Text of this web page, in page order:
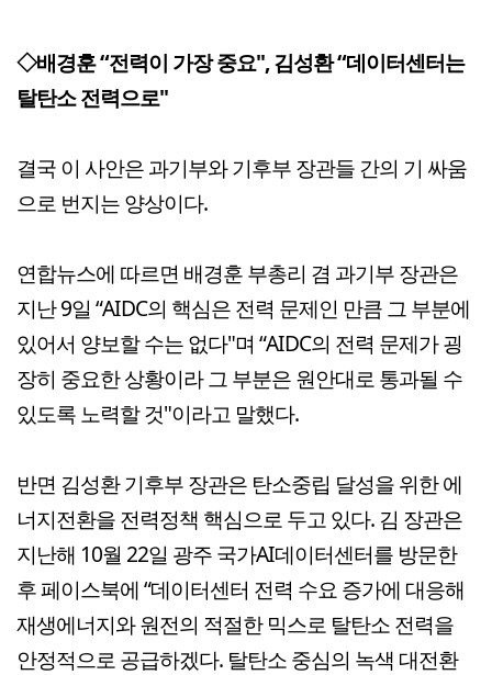
◇배경훈 “전력이 가장 중요", 김성환 “데이터센터는
탈탄소 전력으로"
결국 이 사안은 과기부와 기후부 장관들 간의 기 싸움
으로 번지는 양상이다.
연합뉴스에 따르면 배경훈 부총리 겸 과기부 장관은
지난 9일 “AIDC의 핵심은 전력 문제인 만큼 그 부분에
있어서 양보할 수는 없다"며 “AIDC의 전력 문제가 굉
장히 중요한 상황이라 그 부분은 원안대로 통과될 수
있도록 노력할 것"이라고 말했다.
반면 김성환 기후부 장관은 탄소중립 달성을 위한 에
너지전환을 전력정책 핵심으로 두고 있다. 김 장관은
지난해 10월 22일 광주 국가AI데이터센터를 방문한
후 페이스북에 “데이터센터 전력 수요 증가에 대응해
재생에너지와 원전의 적절한 믹스로 탈탄소 전력을
안정적으로 공급하겠다. 탈탄소 중심의 녹색 대전환